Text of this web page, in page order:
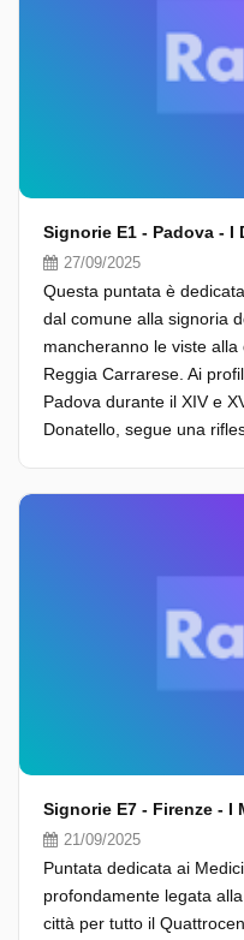
Signorie E1 - Padova - I
27/09/2025
Questa puntata è
dal comune alla signoria
mancheranno le viste
Reggia Carrarese. Ai
Padova durante il XIV e
Donatello, segue una
Signorie E7 - Firenze - I
21/09/2025
Puntata dedicata ai
profondamente legata
città per tutto il